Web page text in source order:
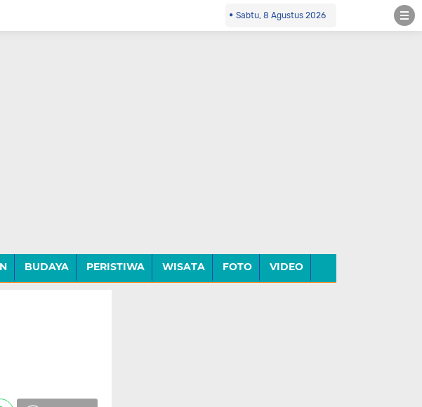
Sabtu, 8 Agustus 2026
BUDAYA PERISTIWA WISATA FOTO VIDEO